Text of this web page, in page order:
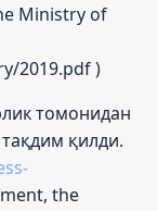
Ministry of
2019.pdf )
томонидан
қилди.
the